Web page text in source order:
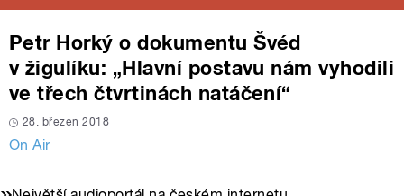
Petr Horký o dokumentu Švéd
v žigulíku: „Hlavní postavu nám vyhodili
ve třech čtvrtinách natáčení“
28. březen 2018
On Air